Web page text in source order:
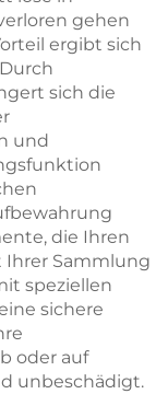
gehen
ergibt sich
sich die
und
die Ihren
Ihrer Sammlung
speziellen
sichere
oder auf
unbeschädigt.